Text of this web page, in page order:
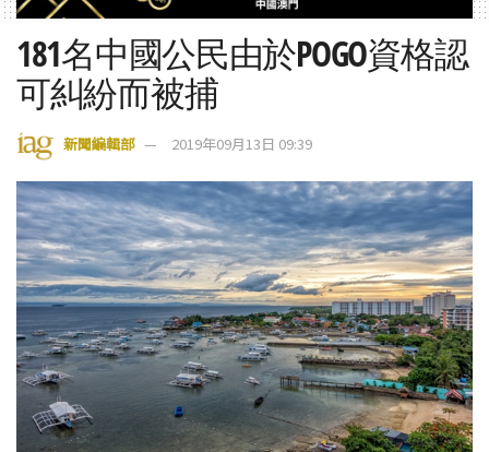
181名中國公民由於POGO資格認
可糾紛而被捕
新聞編輯部 2019年09月13日 09:39